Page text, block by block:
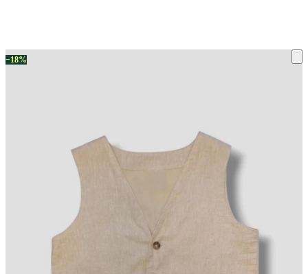
−18%